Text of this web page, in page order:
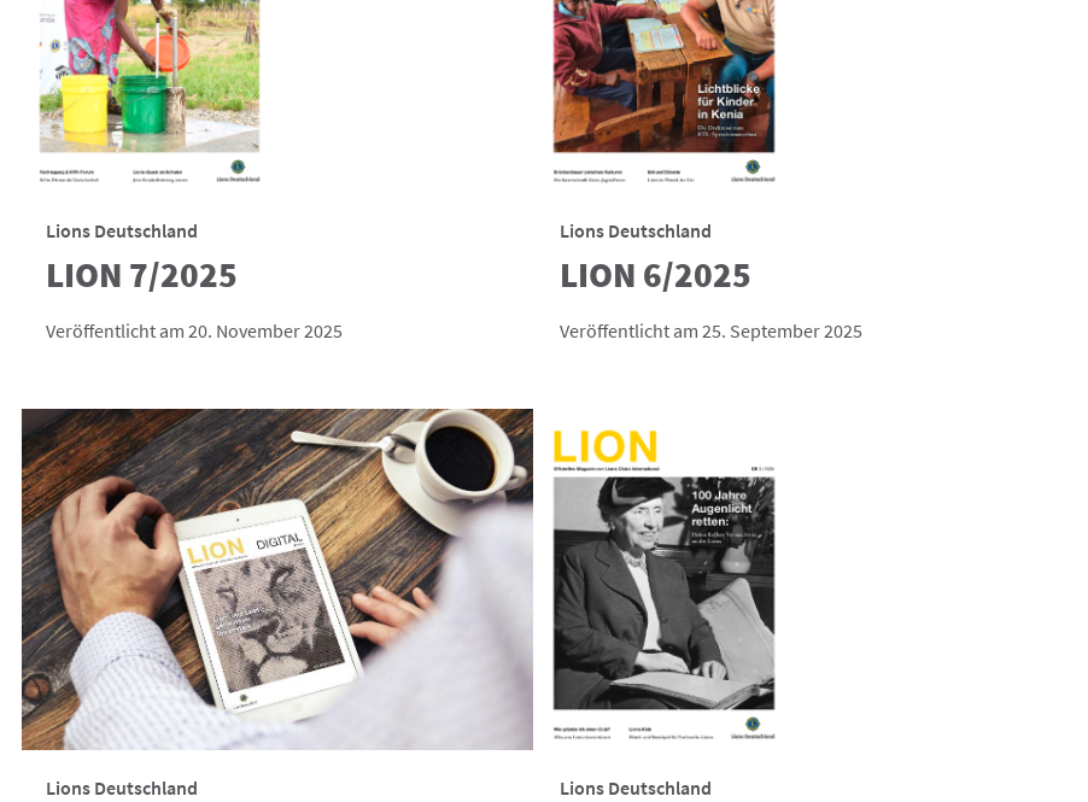
Lions Deutschland
LION 7/2025
Veröffentlicht am 20. November 2025
Lions Deutschland
LION 6/2025
Veröffentlicht am 25. September 2025
Lions Deutschland Lions Deutschland